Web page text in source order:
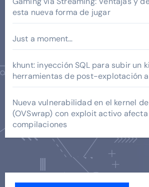
esta nueva forma de jugar
Just a moment…
khunt: inyección SQL para subir un
herramientas de post-explotación
Nueva vulnerabilidad en el kernel
(OVSwrap) con exploit activo
compilaciones